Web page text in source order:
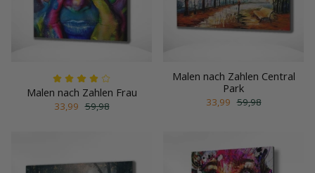
Malen nach Zahlen Frau
33,99 59,98
Malen nach Zahlen Central
Park
33,99 59,98